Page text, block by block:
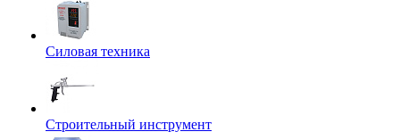
Силовая техника
Строительный инструмент